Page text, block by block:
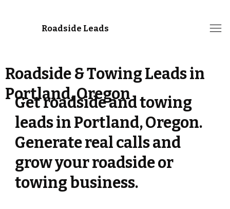
Roadside Leads
Roadside & Towing Leads in
Portland, Oregon
Get roadside and towing
leads in Portland, Oregon.
Generate real calls and
grow your roadside or
towing business.